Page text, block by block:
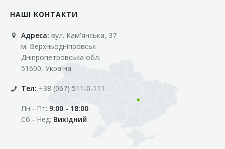
НАШІ КОНТАКТИ
Адреса: вул. Кам'янська, 37
м. Верхньодніпровськ
Дніпропетровська обл.
51600, Україна
Тел: +38 (067) 511-0-111
Пн - Пт: 9:00 - 18:00
Сб - Нед: Вихідний